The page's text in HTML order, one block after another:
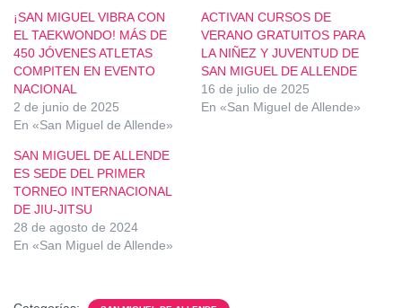
¡SAN MIGUEL VIBRA CON
EL TAEKWONDO! MÁS DE
450 JÓVENES ATLETAS
COMPITEN EN EVENTO
NACIONAL
2 de junio de 2025
En «San Miguel de Allende»
ACTIVAN CURSOS DE
VERANO GRATUITOS PARA
LA NIÑEZ Y JUVENTUD DE
SAN MIGUEL DE ALLENDE
16 de julio de 2025
En «San Miguel de Allende»
SAN MIGUEL DE ALLENDE
ES SEDE DEL PRIMER
TORNEO INTERNACIONAL
DE JIU-JITSU
28 de agosto de 2024
En «San Miguel de Allende»